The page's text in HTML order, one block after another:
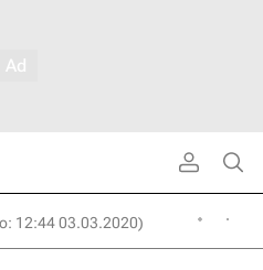
12:44 03.03.2020)